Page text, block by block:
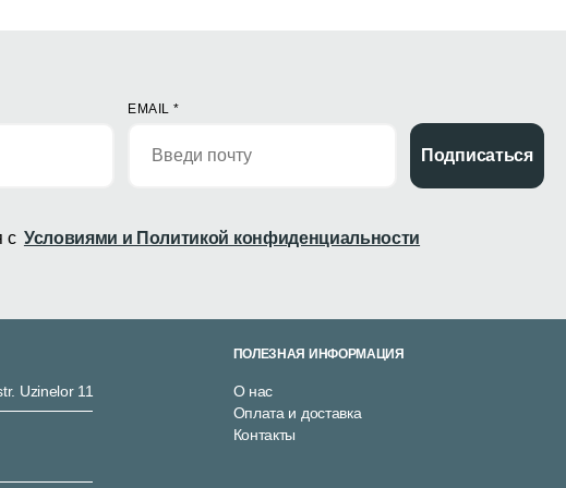
EMAIL*
Подписаться
с Условиями и Политикой конфиденциальности
Uzinelor 11
ПОЛЕЗНАЯ ИНФОРМАЦИЯ
О нас
Оплата и доставка
Контакты